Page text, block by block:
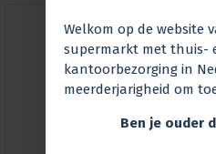
Welkom op de website
supermarkt met thuis-
kantoorbezorging in
meerderjarigheid om
Ben je ouder